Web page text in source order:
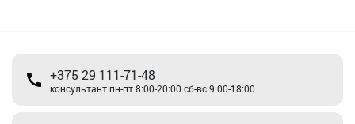
+375 29 111-71-48
консультант пн-пт 8:00-20:00 сб-вс 9:00-18:00